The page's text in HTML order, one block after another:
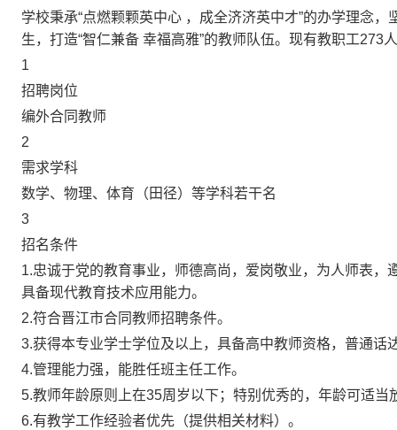
学校秉承“点燃颗颗英中心 ，成全济济英中才”的办学理念，
生，打造“智仁兼备 幸福高雅”的教师队伍。现有教职工
1
招聘岗位
编外合同教师
2
需求学科
数学、物理、体育（田径）等学科若干名
3
招名条件
1.忠诚于党的教育事业，师德高尚，爱岗敬业，为人师表
具备现代教育技术应用能力。
2.符合晋江市合同教师招聘条件。
3.获得本专业学士学位及以上，具备高中教师资格，普通话
4.管理能力强，能胜任班主任工作。
5.教师年龄原则上在35周岁以下；特别优秀的，年龄可适当
6.有教学工作经验者优先（提供相关材料）。